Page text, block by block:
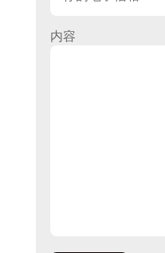
内容